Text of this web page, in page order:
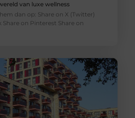
van luxe wellness
dan op: Share on X (Twitter)
Share on Pinterest Share on